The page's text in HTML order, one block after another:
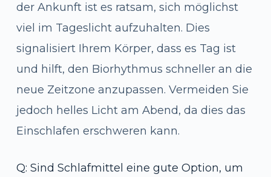
der Ankunft ist es ratsam, sich möglichst
viel im Tageslicht aufzuhalten. Dies
signalisiert Ihrem Körper, dass es Tag ist
und hilft, den Biorhythmus schneller an die
neue Zeitzone anzupassen. Vermeiden Sie
jedoch helles Licht am Abend, da dies das
Einschlafen erschweren kann.
Q: Sind Schlafmittel eine gute Option, um